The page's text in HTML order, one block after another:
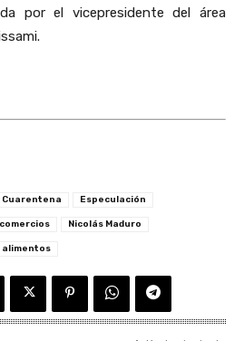
por el vicepresidente del área
Cuarentena Especulación
Nicolás Maduro
alimentos